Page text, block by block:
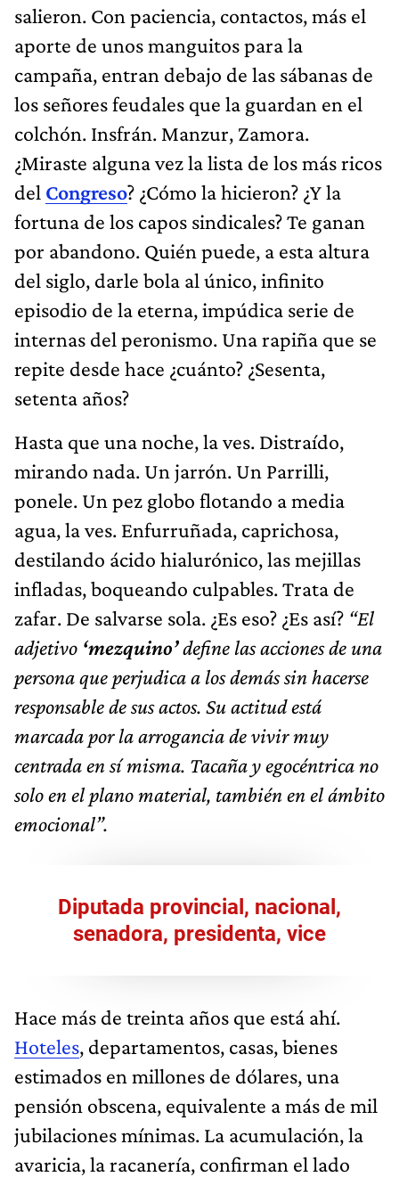
salieron. Con paciencia, contactos, más el
aporte de unos manguitos para la
campaña, entran debajo de las sábanas de
los señores feudales que la guardan en el
colchón. Insfrán. Manzur, Zamora.
¿Miraste alguna vez la lista de los más ricos
del Congreso? ¿Cómo la hicieron? ¿Y la
fortuna de los capos sindicales? Te ganan
por abandono. Quién puede, a esta altura
del siglo, darle bola al único, infinito
episodio de la eterna, impúdica serie de
internas del peronismo. Una rapiña que se
repite desde hace ¿cuánto? ¿Sesenta,
setenta años?
Hasta que una noche, la ves. Distraído,
mirando nada. Un jarrón. Un Parrilli,
ponele. Un pez globo flotando a media
agua, la ves. Enfurruñada, caprichosa,
destilando ácido hialurónico, las mejillas
infladas, boqueando culpables. Trata de
zafar. De salvarse sola. ¿Es eso? ¿Es así? “El
adjetivo ‘mezquino’define las acciones de una
persona que perjudica a los demás sin hacerse
responsable de sus actos. Su actitud está
marcada por la arrogancia de vivir muy
centrada en sí misma. Tacaña y egocéntrica no
solo en el plano material, también en el ámbito
emocional”.
Diputada provincial, nacional,
senadora, presidenta, vice
Hace más de treinta años que está ahí.
Hoteles, departamentos, casas, bienes
estimados en millones de dólares, una
pensión obscena, equivalente a más de mil
jubilaciones mínimas. La acumulación, la
avaricia, la racanería, confirman el lado